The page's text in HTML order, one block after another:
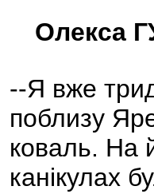
Олекса
--Я вже
поблизу
коваль. На
канікулах